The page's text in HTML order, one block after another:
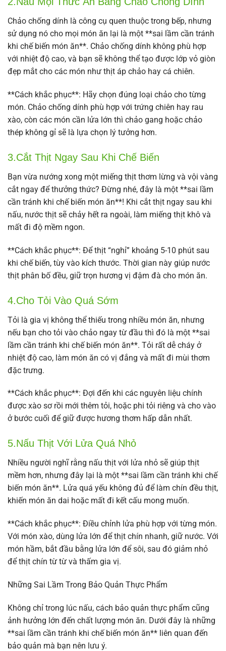
Chảo chống dính là công cụ quen thuộc trong bếp, nhưng
sử dụng nó cho mọi món ăn lại là một **sai lầm cần tránh
khi chế biến món ăn**. Chảo chống dính không phù hợp
với nhiệt độ cao, và bạn sẽ không thể tạo được lớp vỏ giòn
đẹp mắt cho các món như thịt áp chảo hay cá chiên.
**Cách khắc phục**: Hãy chọn đúng loại chảo cho từng
món. Chảo chống dính phù hợp với trứng chiên hay rau
xào, còn các món cần lửa lớn thì chảo gang hoặc chảo
thép không gỉ sẽ là lựa chọn lý tưởng hơn.
3.Cắt Thịt Ngay Sau Khi Chế Biến
Bạn vừa nướng xong một miếng thịt thơm lừng và vội vàng
cắt ngay để thưởng thức? Đừng nhé, đây là một **sai lầm
cần tránh khi chế biến món ăn**! Khi cắt thịt ngay sau khi
nấu, nước thịt sẽ chảy hết ra ngoài, làm miếng thịt khô và
mất đi độ mềm ngon.
**Cách khắc phục**: Để thịt “nghỉ” khoảng 5-10 phút sau
khi chế biến, tùy vào kích thước. Thời gian này giúp nước
thịt phân bố đều, giữ trọn hương vị đậm đà cho món ăn.
4.Cho Tỏi Vào Quá Sớm
Tỏi là gia vị không thể thiếu trong nhiều món ăn, nhưng
nếu bạn cho tỏi vào chảo ngay từ đầu thì đó là một **sai
lầm cần tránh khi chế biến món ăn**. Tỏi rất dễ cháy ở
nhiệt độ cao, làm món ăn có vị đắng và mất đi mùi thơm
đặc trưng.
**Cách khắc phục**: Đợi đến khi các nguyên liệu chính
được xào sơ rồi mới thêm tỏi, hoặc phi tỏi riêng và cho vào
ở bước cuối để giữ được hương thơm hấp dẫn nhất.
5.Nấu Thịt Với Lửa Quá Nhỏ
Nhiều người nghĩ rằng nấu thịt với lửa nhỏ sẽ giúp thịt
mềm hơn, nhưng đây lại là một **sai lầm cần tránh khi chế
biến món ăn**. Lửa quá yếu không đủ để làm chín đều thịt,
khiến món ăn dai hoặc mất đi kết cấu mong muốn.
**Cách khắc phục**: Điều chỉnh lửa phù hợp với từng món.
Với món xào, dùng lửa lớn để thịt chín nhanh, giữ nước. Với
món hầm, bắt đầu bằng lửa lớn để sôi, sau đó giảm nhỏ
để thịt chín từ từ và thấm gia vị.
Những Sai Lầm Trong Bảo Quản Thực Phẩm
Không chỉ trong lúc nấu, cách bảo quản thực phẩm cũng
ảnh hưởng lớn đến chất lượng món ăn. Dưới đây là những
**sai lầm cần tránh khi chế biến món ăn** liên quan đến
bảo quản mà bạn nên lưu ý.